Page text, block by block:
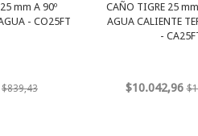
mm A 90º
- CO25FT
$839,43
CAÑO TIGRE 25
AGUA CALIENTE
-
$10.042,96